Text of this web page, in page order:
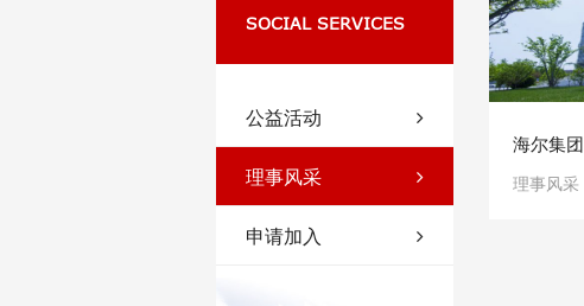
SOCIAL SERVICES
公益活动
理事风采
申请加入
海尔集团
理事风采